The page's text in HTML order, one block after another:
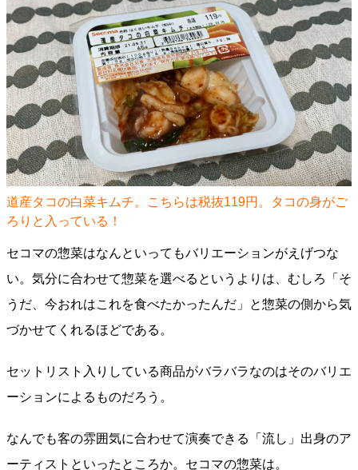
道産タコの白菜キムチ。こちらは税抜119円。タコの身がご
ろりと入っている！
セコマの惣菜はなんといってもバリエーションがえげつな
い。気分に合わせて惣菜を選べるというよりは、むしろ「そ
うだ、今おれはこれを食べたかったんだ」と惣菜の側から気
づかせてくれるほどである。
セットリスト入りしている商品がバラバラなのはそのバリエ
ーションによるものだろう。
なんでも客の雰囲気に合わせて演奏できる「流し」出身のア
ーティストといったところか。セコマの惣菜は。